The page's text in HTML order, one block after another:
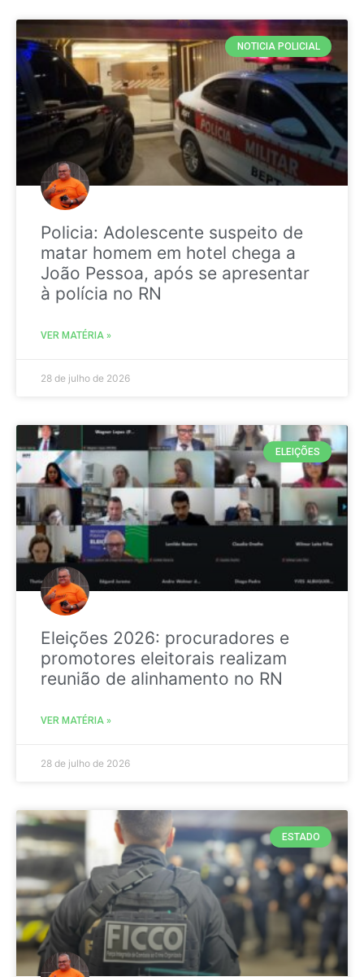
NOTICIA POLICIAL
Policia: Adolescente suspeito de
matar homem em hotel chega a
João Pessoa, após se apresentar
à polícia no RN
VER MATÉRIA »
28 de julho de 2026
ELEIÇÕES
Eleições 2026: procuradores e
promotores eleitorais realizam
reunião de alinhamento no RN
VER MATÉRIA »
28 de julho de 2026
ESTADO